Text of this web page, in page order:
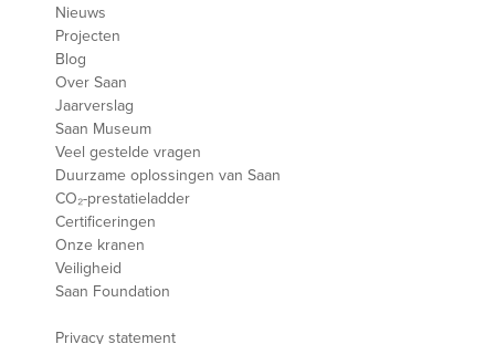
Nieuws
Projecten
Blog
Over Saan
Jaarverslag
Saan Museum
Veel gestelde vragen
Duurzame oplossingen van Saan
CO₂-prestatieladder
Certificeringen
Onze kranen
Veiligheid
Saan Foundation
Privacy statement